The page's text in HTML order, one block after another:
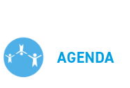
AGENDA